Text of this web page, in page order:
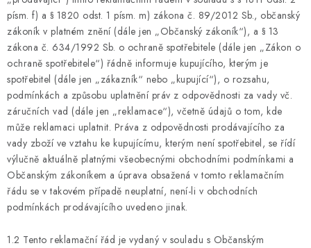
písm. f) a § 1820 odst. 1 písm. m) zákona č. 89/2012 Sb., občanský
zákoník v platném znění (dále jen „Občanský zákoník“), a § 13
zákona č. 634/1992 Sb. o ochraně spotřebitele (dále jen „Zákon o
ochraně spotřebitele“) řádně informuje kupujícího, kterým je
spotřebitel (dále jen „zákazník“ nebo „kupující“), o rozsahu,
podmínkách a způsobu uplatnění práv z odpovědnosti za vady vč.
záručních vad (dále jen „reklamace“), včetně údajů o tom, kde
může reklamaci uplatnit. Práva z odpovědnosti prodávajícího za
vady zboží ve vztahu ke kupujícímu, kterým není spotřebitel, se řídí
výlučně aktuálně platnými všeobecnými obchodními podmínkami a
Občanským zákoníkem a úprava obsažená v tomto reklamačním
řádu se v takovém případě neuplatní, není-li v obchodních
podmínkách prodávajícího uvedeno jinak.
1.2 Tento reklamační řád je vydaný v souladu s Občanským